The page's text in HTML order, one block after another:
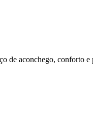
aconchego, conforto e